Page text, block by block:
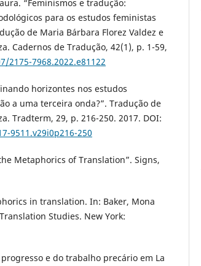
“Feminismos e tradução:
para os estudos feministas
de Maria Bárbara Florez Valdez e
Cadernos de Tradução, 42(1), p. 1-59,
2175-7968.2022.e81122
horizontes nos estudos
a uma terceira onda?”. Tradução de
Tradterm, 29, p. 216-250. 2017. DOI:
9511.v29i0p216-250
Metaphorics of Translation”. Signs,
in translation. In: Baker, Mona
Studies. New York:
e do trabalho precário em La